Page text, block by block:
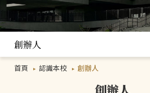
創辦人
首頁 認識本校 創辦人